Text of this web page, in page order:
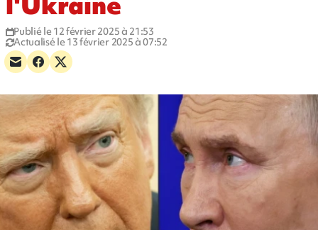
Publié le 12 février 2025 à 21:53
Actualisé le 13 février 2025 à 07:52